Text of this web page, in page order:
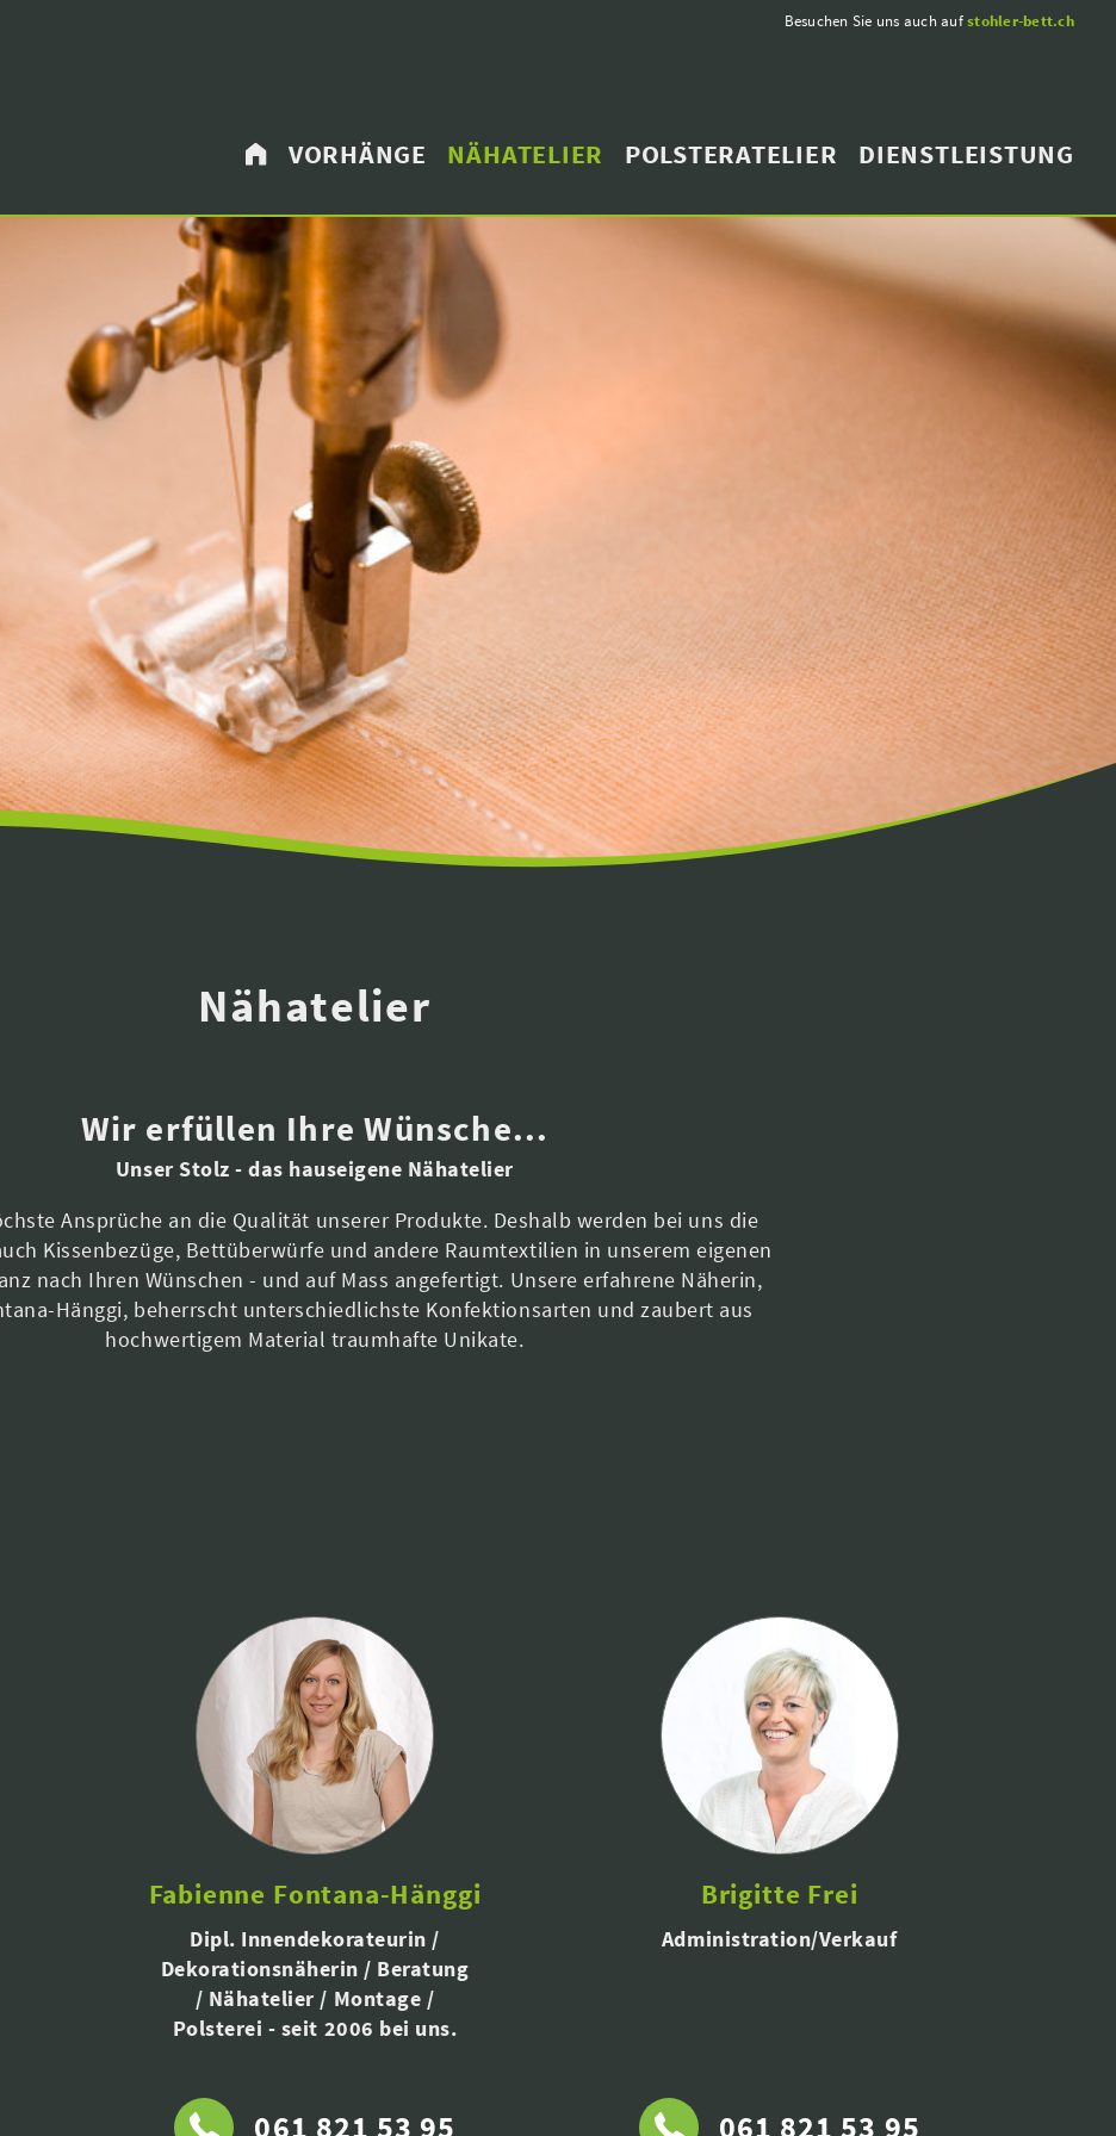
Besuchen Sie uns auch aufstohler-bett.ch
VORHÄNGE NÄHATELIER POLSTERATELIER DIENSTLEISTUNG
Nähatelier
Wir erfüllen Ihre Wünsche...
Unser Stolz - das hauseigene Nähatelier
Ansprüche an die Qualität unserer Produkte. Deshalb werden bei uns die
Kissenbezüge, Bettüberwürfe und andere Raumtextilien in unserem eigenen
nach Ihren Wünschen - und auf Mass angefertigt. Unsere erfahrene Näherin,
Hänggi, beherrscht unterschiedlichste Konfektionsarten und zaubert aus
hochwertigem Material traumhafte Unikate.
Fabienne Fontana-Hänggi
Dipl. Innendekorateurin /
Dekorationsnäherin / Beratung
/ Nähatelier / Montage /
Polsterei - seit 2006 bei uns.
061 821 53 95
Brigitte Frei
Administration/Verkauf
061 821 53 95